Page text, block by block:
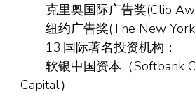
克里奥国际广告奖(Clio
纽约广告奖(The New York
13.国际著名投资机构：
软银中国资本（Softbank
Capital）